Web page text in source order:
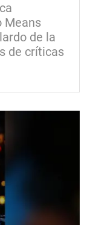
Means
de la
de críticas